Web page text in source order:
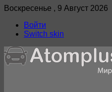
Воскресенье , 9 Август 2026
Войти
Switch skin